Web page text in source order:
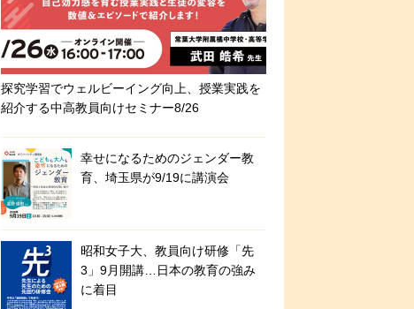
探究学習でウェルビーイング向上、授業実践を
紹介する中高教員向けセミナー8/26
幸せになるためのジェンダー教
育、埼玉県が9/19に講演会
昭和女子大、教員向け研修「先
3」9月開講…日本の教育の強み
に着目